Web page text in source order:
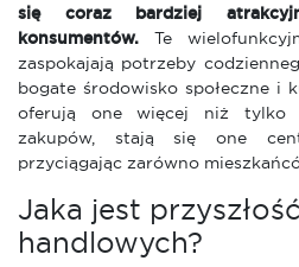
się coraz bardziej
konsumentów. Te
zaspokajają potrzeby
bogate środowisko społeczne i
oferują one więcej niż tylko
zakupów, stają się one
przyciągając zarówno
Jaka jest
handlowych?